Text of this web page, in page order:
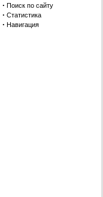
· Поиск по сайту
· Статистика
· Навигация